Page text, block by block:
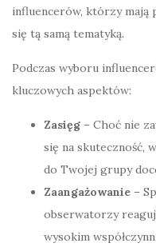
influencerów, którzy mają
się tą samą tematyką.
Podczas wyboru
kluczowych aspektów:
Zasięg – Choć nie
się na skuteczność,
do Twojej grupy
Zaangażowanie –
obserwatorzy
wysokim